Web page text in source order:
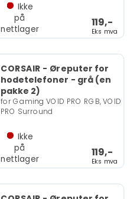
119,-
Eks mva
Ikke
på
nettlager
CORSAIR - Øreputer for
hodetelefoner - grå (en
pakke 2)
for Gaming VOID PRO RGB, VOID
PRO Surround
119,-
Eks mva
Ikke
på
nettlager